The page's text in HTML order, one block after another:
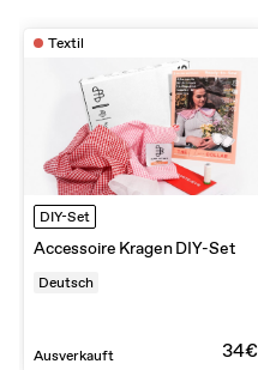
Textil
DIY-Set
Accessoire Kragen DIY-Set
Deutsch
Ausverkauft 34€